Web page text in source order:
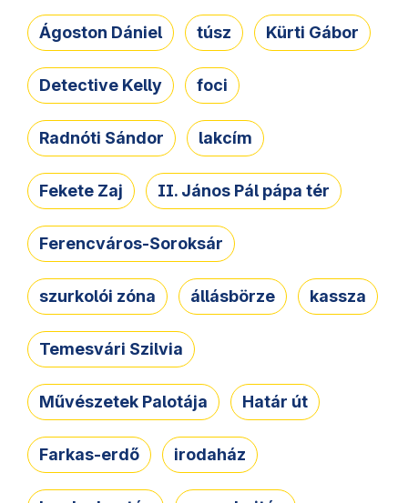
Ágoston Dániel túsz Kürti Gábor
Detective Kelly foci
Radnóti Sándor lakcím
Fekete Zaj II. János Pál pápa tér
Ferencváros-Soroksár
szurkolói zóna állásbörze kassza
Temesvári Szilvia
Művészetek Palotája Határ út
Farkas-erdő irodaház